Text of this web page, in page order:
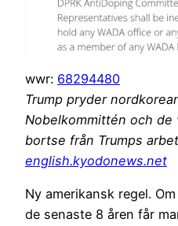
wwr: 68294480
Trump pryder
Nobelkommittén och de
bortse från Trumps
english.kyodonews.net
Ny amerikansk regel.
de senaste 8 åren får